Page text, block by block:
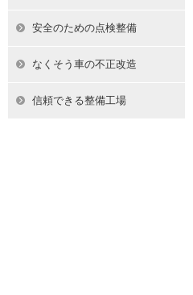
安全のための点検整備
なくそう車の不正改造
信頼できる整備工場